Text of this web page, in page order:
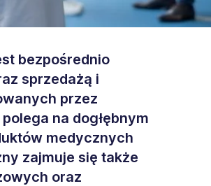
bezpośrednio
sprzedażą i
przez
na dogłębnym
medycznych
zajmuje się także
oraz